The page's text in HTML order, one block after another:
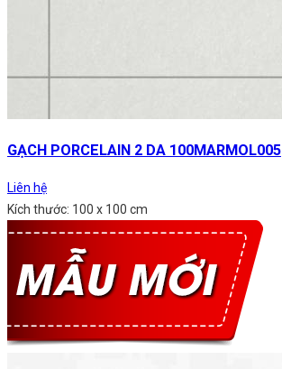
GẠCH PORCELAIN 2 DA 100MARMOL005
Liên hệ
Kích thước: 100 x 100 cm